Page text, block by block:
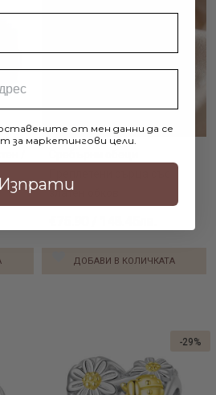
/
златен обков
ДОБАВИ В КОЛИЧКАТА
-29%
от мен данни да се
за маркетингови цели.
Изпрати